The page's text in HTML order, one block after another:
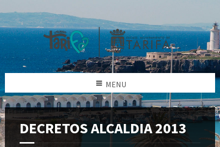
MENU
DECRETOS ALCALDIA 2013